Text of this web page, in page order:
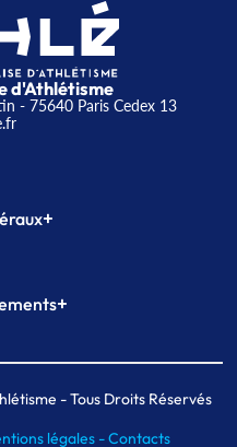
d'Athlétisme
- 75640 Paris Cedex 13
+
+
indoor
de Paris- Tous Droits Réservés
légales -Contacts